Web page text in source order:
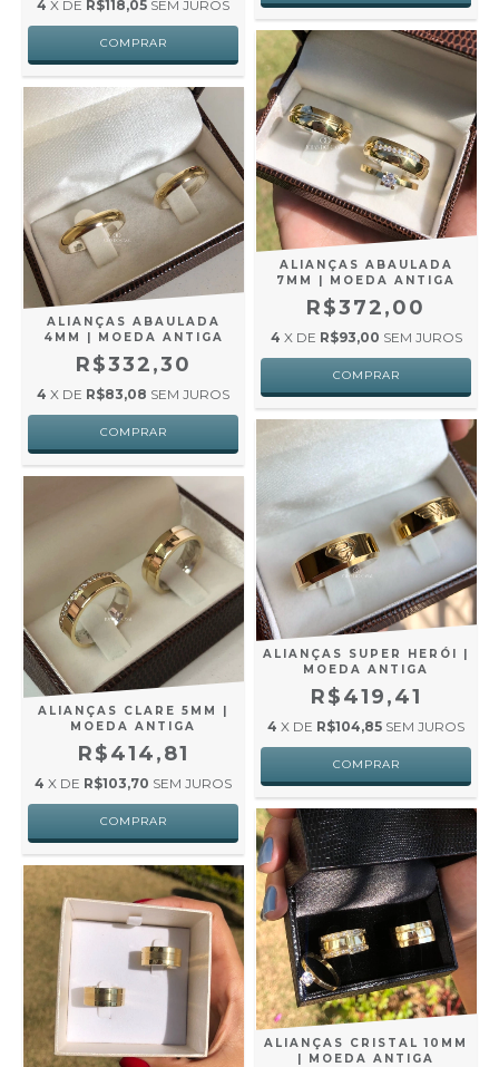
4 X DE R$118,05 SEM JUROS
ALIANÇAS ABAULADA
4MM | MOEDA ANTIGA
R$332,30
4 X DE R$83,08 SEM JUROS
ALIANÇAS ABAULADA
7MM | MOEDA ANTIGA
R$372,00
4 X DE R$93,00 SEM JUROS
ALIANÇAS CLARE 5MM |
MOEDA ANTIGA
R$414,81
4 X DE R$103,70 SEM JUROS
ALIANÇAS SUPER HERÓI |
MOEDA ANTIGA
R$419,41
4 X DE R$104,85 SEM JUROS
ALIANÇAS CRISTAL 10MM
| MOEDA ANTIGA